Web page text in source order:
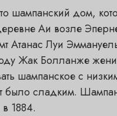
шампанский дом,
Аи возле
Атанас Луи
Жак Болланже
шампанское с
было сладким.
1884.